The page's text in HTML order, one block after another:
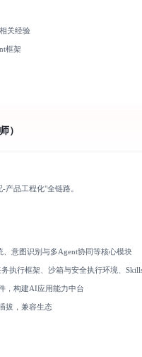
关经验
框架
）
产品工程化"全链路。
意图识别与多Agent协同等核心模块
执行框架、沙箱与安全执行环境、
，构建AI应用能力中台
拔，兼容生态